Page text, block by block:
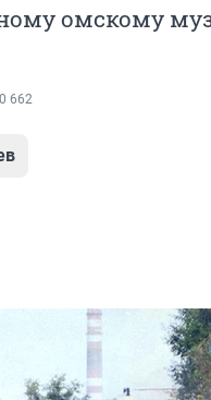
омскому
662